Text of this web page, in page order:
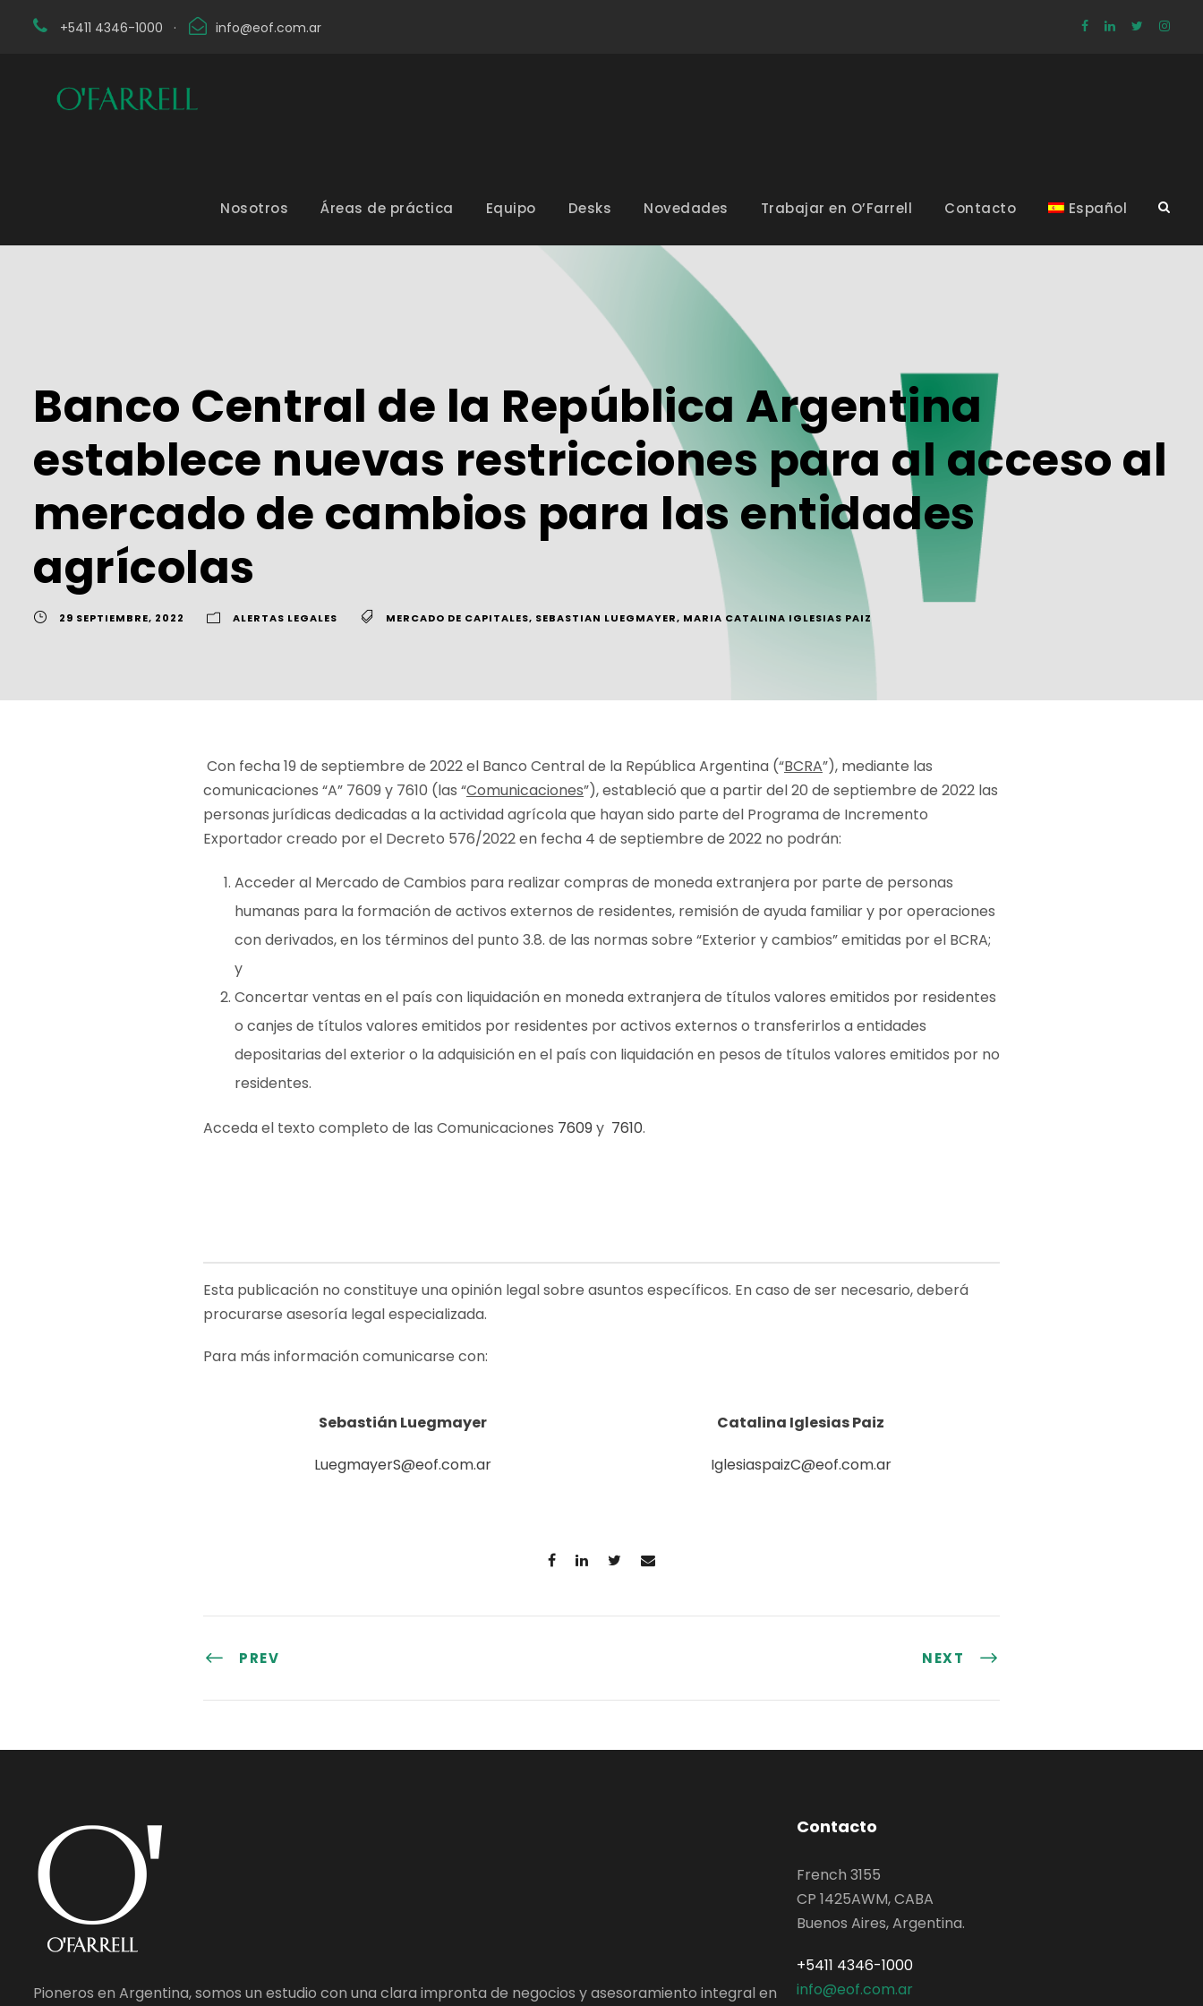
+5411 4346-1000 · info@eof.com.ar
Nosotros Áreas de práctica Equipo Desks Novedades Trabajar en O’Farrell Contacto Español
Banco Central de la República Argentina
establece nuevas restricciones para al acceso al
mercado de cambios para las entidades
agrícolas
29 SEPTIEMBRE, 2022 ALERTAS LEGALES MERCADO DE CAPITALES, SEBASTIAN LUEGMAYER, MARIA CATALINA IGLESIAS PAIZ
Con fecha 19 de septiembre de 2022 el Banco Central de la República Argentina (“BCRA”), mediante las
comunicaciones “A” 7609 y 7610 (las “Comunicaciones”), estableció que a partir del 20 de septiembre de 2022 las
personas jurídicas dedicadas a la actividad agrícola que hayan sido parte del Programa de Incremento
Exportador creado por el Decreto 576/2022 en fecha 4 de septiembre de 2022 no podrán:
Acceder al Mercado de Cambios para realizar compras de moneda extranjera por parte de personas
humanas para la formación de activos externos de residentes, remisión de ayuda familiar y por operaciones
con derivados, en los términos del punto 3.8. de las normas sobre “Exterior y cambios” emitidas por el BCRA;
y
Concertar ventas en el país con liquidación en moneda extranjera de títulos valores emitidos por residentes
o canjes de títulos valores emitidos por residentes por activos externos o transferirlos a entidades
depositarias del exterior o la adquisición en el país con liquidación en pesos de títulos valores emitidos por no
residentes.
Acceda el texto completo de las Comunicaciones 7609y 7610.
Esta publicación no constituye una opinión legal sobre asuntos específicos. En caso de ser necesario, deberá
procurarse asesoría legal especializada.
Para más información comunicarse con:
Sebastián Luegmayer
LuegmayerS@eof.com.ar
Catalina Iglesias Paiz
IglesiaspaizC@eof.com.ar
PREV NEXT
Pioneros en Argentina, somos un estudio con una clara impronta de negocios y asesoramiento integral en
Contacto
French 3155
CP 1425AWM, CABA
Buenos Aires, Argentina.
+5411 4346-1000
info@eof.com.ar